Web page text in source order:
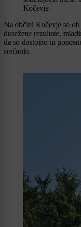
Kočevje.
Na občini Kočevje so ob
dosežene rezultate,
da so dostojno in
srečanju.